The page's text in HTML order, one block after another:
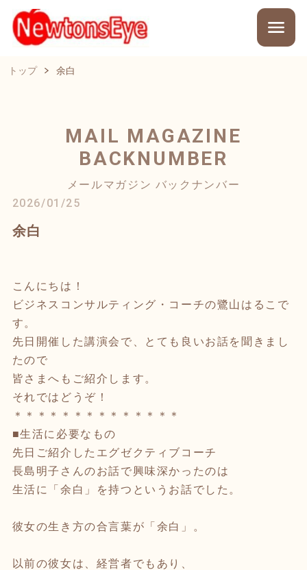
トップ 余白
MAIL MAGAZINE
BACKNUMBER
メールマガジン バックナンバー
2026/01/25
余白
こんにちは！
ビジネスコンサルティング・コーチの鷺山はるこで
す。
先日開催した講演会で、とても良いお話を聞きまし
たので
皆さまへもご紹介します。
それではどうぞ！
＊＊＊＊＊＊＊＊＊＊＊＊＊＊
■生活に必要なもの
先日ご紹介したエグゼクティブコーチ
長島明子さんのお話で興味深かったのは
生活に「余白」を持つというお話でした。
彼女の生き方の合言葉が「余白」。
以前の彼女は、経営者でもあり、